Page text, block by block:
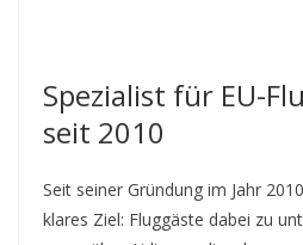
Spezialist für EU-
seit 2010
Seit seiner Gründung im Jahr
klares Ziel: Fluggäste dabei zu